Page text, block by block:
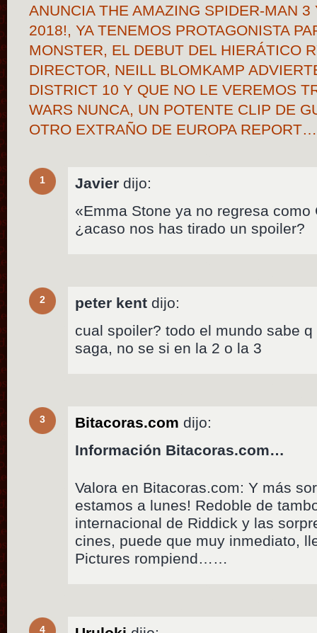
ANUNCIA THE AMAZING SPIDER-MAN 3
2018!, YA TENEMOS PROTAGONISTA
MONSTER, EL DEBUT DEL HIERÁTICO
DIRECTOR, NEILL BLOMKAMP
DISTRICT 10 Y QUE NO LE VEREMOS
WARS NUNCA, UN POTENTE CLIP DE
OTRO EXTRAÑO DE EUROPA REPORT…
1 Javier dijo:
«Emma Stone ya no regresa
¿acaso nos has tirado un spoiler?
2 peter kent dijo:
cual spoiler? todo el mundo sabe
saga, no se si en la 2 o la 3
3 Bitacoras.com dijo:
Información Bitacoras.com…
Valora en Bitacoras.com: Y más
estamos a lunes! Redoble de
internacional de Riddick y las
cines, puede que muy inmediato,
Pictures rompiend……
4